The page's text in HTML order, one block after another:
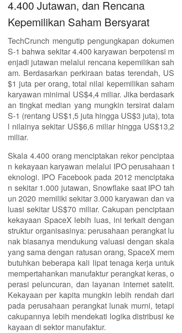
4.400 Jutawan, dan Rencana
Kepemilikan Saham Bersyarat
TechCrunch mengutip pengungkapan dokumen
S-1 bahwa sekitar 4.400 karyawan berpotensi m
enjadi jutawan melalui rencana kepemilikan sah
am. Berdasarkan perkiraan batas terendah, US
$1 juta per orang, total nilai kepemilikan saham
karyawan minimal US$4,4 miliar. Jika berdasark
an tingkat median yang mungkin tersirat dalam
S-1 (rentang US$1,5 juta hingga US$3 juta), tota
l nilainya sekitar US$6,6 miliar hingga US$13,2
miliar.
Skala 4.400 orang menciptakan rekor penciptaa
n kekayaan karyawan melalui IPO perusahaan t
eknologi. IPO Facebook pada 2012 menciptaka
n sekitar 1.000 jutawan, Snowflake saat IPO tah
un 2020 memiliki sekitar 3.000 karyawan dan va
luasi sekitar US$70 miliar. Cakupan penciptaan
kekayaan SpaceX lebih luas, ini terkait dengan
struktur organisasinya: perusahaan perangkat lu
nak biasanya mendukung valuasi dengan skala
yang sama dengan ratusan orang, SpaceX mem
butuhkan beberapa kali lipat tenaga kerja untuk
mempertahankan manufaktur perangkat keras, o
perasi peluncuran, dan layanan internet satelit.
Kekayaan per kapita mungkin lebih rendah dari
pada perusahaan perangkat lunak murni, tetapi
cakupannya lebih mendekati logika distribusi ke
kayaan di sektor manufaktur.